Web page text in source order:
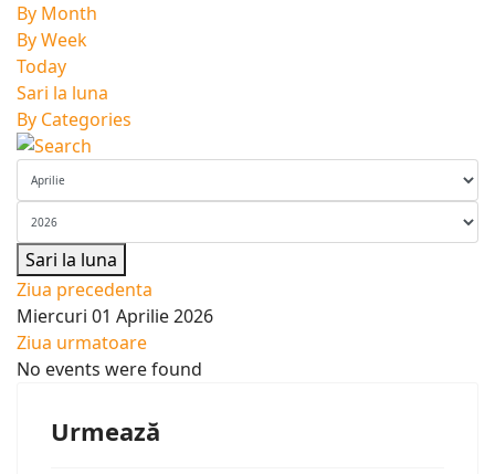
By Month
By Week
Today
Sari la luna
By Categories
Sari la luna
Ziua precedenta
Miercuri 01 Aprilie 2026
Ziua urmatoare
No events were found
Urmează